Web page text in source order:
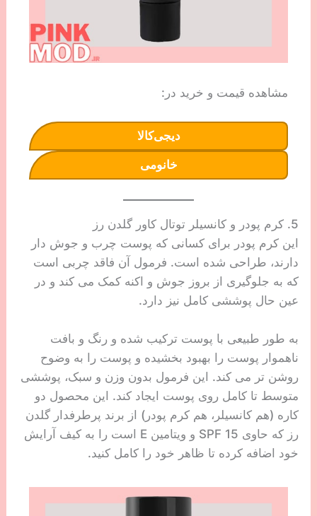
مشاهده قیمت و خرید در:
دیجی‌کالا
خانومی
5. کرم پودر و کانسیلر توتال کاور گلدن رز
این کرم پودر برای کسانی که پوست چرب و جوش دار
دارند، طراحی شده است. فرمول آن فاقد چربی است
که به جلوگیری از بروز جوش و اکنه کمک می کند و در
عین حال پوششی کامل نیز دارد.
به طور طبیعی با پوست ترکیب شده و رنگ و بافت
ناهموار پوست را بهبود بخشیده و پوست را به وضوح
روشن تر می کند. این فرمول بدون وزن و سبک، پوششی
متوسط ​​تا کامل روی پوست ایجاد کند. این محصول دو
کاره (هم کانسیلر، هم کرم پودر) از برند پرطرفدار گلدن
رز که حاوی SPF 15 و ویتامین E است را به کیف آرایش
خود اضافه کرده تا ظاهر خود را کامل کنید.